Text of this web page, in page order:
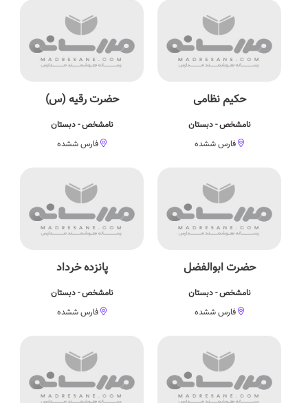
حکیم نظامی
نامشخص - دبستان
فارس ششده
حضرت رقیه (س)
نامشخص - دبستان
فارس ششده
حضرت ابوالفضل
نامشخص - دبستان
فارس ششده
پانزده خرداد
نامشخص - دبستان
فارس ششده